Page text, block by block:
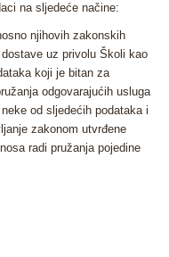
na sljedeće načine:
njihovih zakonskih
uz privolu Školi kao
koji je bitan za
odgovarajućih usluga
od sljedećih podataka i
zakonom utvrđene
radi pružanja pojedine